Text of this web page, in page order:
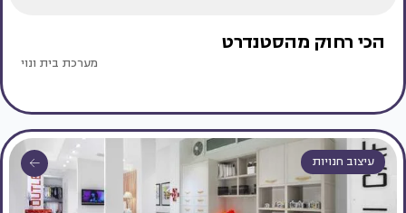
הכי רחוק מהסטנדרט
מערכת בית ונוי
עיצוב חנויות